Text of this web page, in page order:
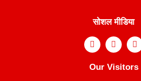
सोशल मीडिया
Our Visitors